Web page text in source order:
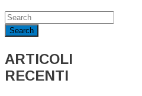
ARTICOLI
RECENTI